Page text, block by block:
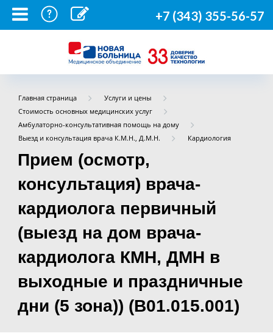
+7 (343) 355-56-57
Главная страница
Услуги и цены
Стоимость основных медицинских услуг
Амбулаторно-консультативная помощь на дому
Выезд и консультация врача К.М.Н., Д.М.Н.
Кардиология
Прием (осмотр,
консультация) врача-
кардиолога первичный
(выезд на дом врача-
кардиолога КМН, ДМН в
выходные и праздничные
дни (5 зона)) (B01.015.001)